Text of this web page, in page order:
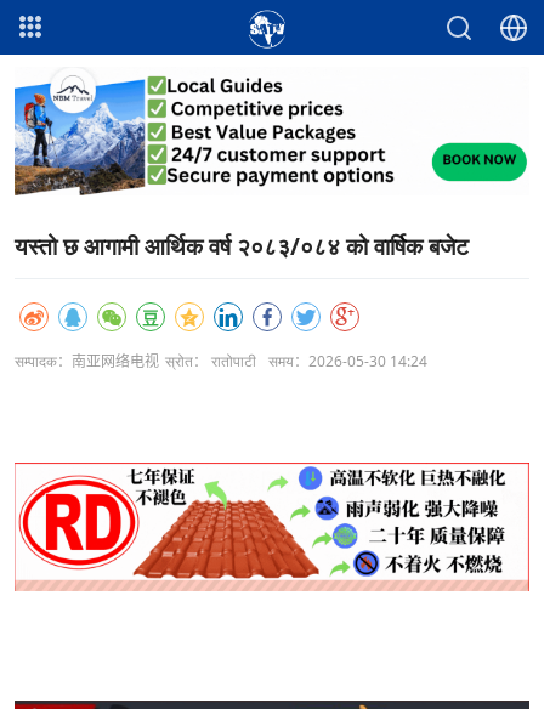
यस्तो छ आगामी आर्थिक वर्ष २०८३/०८४ को वार्षिक बजेट
सम्पादक：南亚网络电视 स्रोत： रातोपाटी समय：2026-05-30 14:24